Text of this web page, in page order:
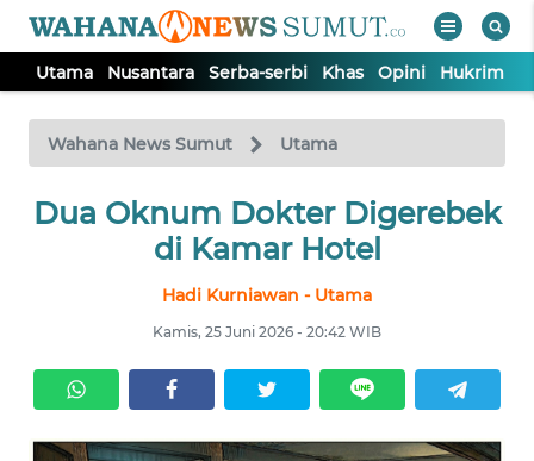
Utama Nusantara Serba-serbi Khas Opini Hukrim
Wahana News Sumut Utama
Dua Oknum Dokter Digerebek
di Kamar Hotel
Hadi Kurniawan - Utama
Kamis, 25 Juni 2026 - 20:42 WIB
TV
Tutup
UTAMA
SERBI
KHAS